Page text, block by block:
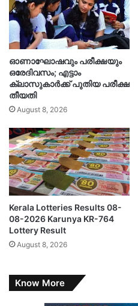
ഓണാഘോഷവും പരീക്ഷയും
ഒരേദിവസം; എട്ടാം
ക്ലാസുകാർക്ക് പുതിയ പരീക്ഷ
തീയതി
August 8, 2026
Kerala Lotteries Results 08-
08-2026 Karunya KR-764
Lottery Result
August 8, 2026
Know More